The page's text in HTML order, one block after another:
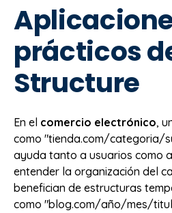
prácticos
Structure
En el comercio electrónico,
como "tienda.com/categoria/
ayuda tanto a usuarios como
entender la organización del
benefician de estructuras
como "blog.com/año/mes/